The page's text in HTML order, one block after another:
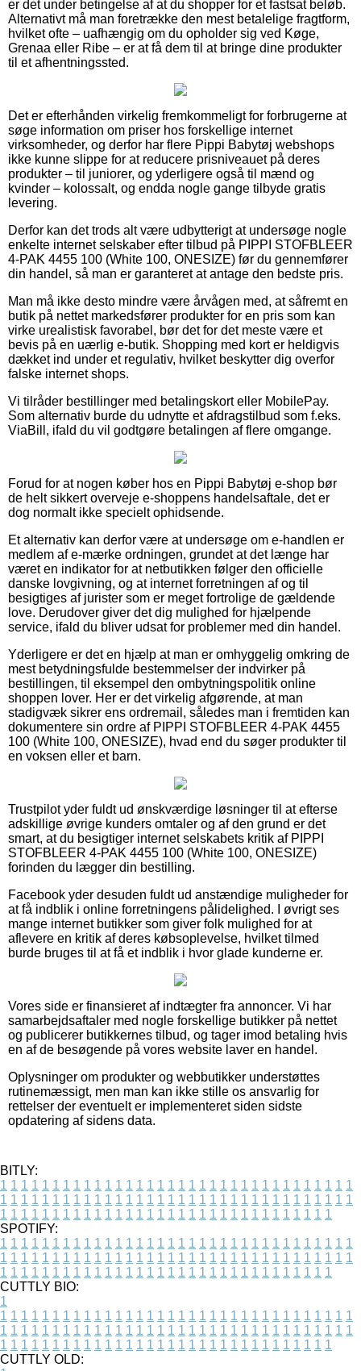
er det under betingelse af at du shopper for et fastsat beløb.
Alternativt må man foretrække den mest betalelige fragtform,
hvilket ofte – uafhængig om du opholder sig ved Køge,
Grenaa eller Ribe – er at få dem til at bringe dine produkter
til et afhentningssted.
Det er efterhånden virkelig fremkommeligt for forbrugerne at
søge information om priser hos forskellige internet
virksomheder, og derfor har flere Pippi Babytøj webshops
ikke kunne slippe for at reducere prisniveauet på deres
produkter – til juniorer, og yderligere også til mænd og
kvinder – kolossalt, og endda nogle gange tilbyde gratis
levering.
Derfor kan det trods alt være udbytterigt at undersøge nogle
enkelte internet selskaber efter tilbud på PIPPI STOFBLEER
4-PAK 4455 100 (White 100, ONESIZE) før du gennemfører
din handel, så man er garanteret at antage den bedste pris.
Man må ikke desto mindre være årvågen med, at såfremt en
butik på nettet markedsfører produkter for en pris som kan
virke urealistisk favorabel, bør det for det meste være et
bevis på en uærlig e-butik. Shopping med kort er heldigvis
dækket ind under et regulativ, hvilket beskytter dig overfor
falske internet shops.
Vi tilråder bestillinger med betalingskort eller MobilePay.
Som alternativ burde du udnytte et afdragstilbud som f.eks.
ViaBill, ifald du vil godtgøre betalingen af flere omgange.
Forud for at nogen køber hos en Pippi Babytøj e-shop bør
de helt sikkert overveje e-shoppens handelsaftale, det er
dog normalt ikke specielt ophidsende.
Et alternativ kan derfor være at undersøge om e-handlen er
medlem af e-mærke ordningen, grundet at det længe har
været en indikator for at netbutikken følger den officielle
danske lovgivning, og at internet forretningen af og til
besigtiges af jurister som er meget fortrolige de gældende
love. Derudover giver det dig mulighed for hjælpende
service, ifald du bliver udsat for problemer med din handel.
Yderligere er det en hjælp at man er omhyggelig omkring de
mest betydningsfulde bestemmelser der indvirker på
bestillingen, til eksempel den ombytningspolitik online
shoppen lover. Her er det virkelig afgørende, at man
stadigvæk sikrer ens ordremail, således man i fremtiden kan
dokumentere sin ordre af PIPPI STOFBLEER 4-PAK 4455
100 (White 100, ONESIZE), hvad end du søger produkter til
en voksen eller et barn.
Trustpilot yder fuldt ud ønskværdige løsninger til at efterse
adskillige øvrige kunders omtaler og af den grund er det
smart, at du besigtiger internet selskabets kritik af PIPPI
STOFBLEER 4-PAK 4455 100 (White 100, ONESIZE)
forinden du lægger din bestilling.
Facebook yder desuden fuldt ud anstændige muligheder for
at få indblik i online forretningens pålidelighed. I øvrigt ses
mange internet butikker som giver folk mulighed for at
aflevere en kritik af deres købsoplevelse, hvilket tilmed
burde bruges til at få et indblik i hvor glade kunderne er.
Vores side er finansieret af indtægter fra annoncer. Vi har
samarbejdsaftaler med nogle forskellige butikker på nettet
og publicerer butikkernes tilbud, og tager imod betaling hvis
en af de besøgende på vores website laver en handel.
Oplysninger om produkter og webbutikker understøttes
rutinemæssigt, men man kan ikke stille os ansvarlig for
rettelser der eventuelt er implementeret siden sidste
opdatering af sidens data.
BITLY:
1 1 1 1 1 1 1 1 1 1 1 1 1 1 1 1 1 1 1 1 1 1 1 1 1 1 1 1 1 1 1 1 1 1
1 1 1 1 1 1 1 1 1 1 1 1 1 1 1 1 1 1 1 1 1 1 1 1 1 1 1 1 1 1 1 1 1 1
1 1 1 1 1 1 1 1 1 1 1 1 1 1 1 1 1 1 1 1 1 1 1 1 1 1 1 1 1 1 1 1
SPOTIFY:
1 1 1 1 1 1 1 1 1 1 1 1 1 1 1 1 1 1 1 1 1 1 1 1 1 1 1 1 1 1 1 1 1 1
1 1 1 1 1 1 1 1 1 1 1 1 1 1 1 1 1 1 1 1 1 1 1 1 1 1 1 1 1 1 1 1 1 1
1 1 1 1 1 1 1 1 1 1 1 1 1 1 1 1 1 1 1 1 1 1 1 1 1 1 1 1 1 1 1 1
CUTTLY BIO:
1
1 1 1 1 1 1 1 1 1 1 1 1 1 1 1 1 1 1 1 1 1 1 1 1 1 1 1 1 1 1 1 1 1 1
1 1 1 1 1 1 1 1 1 1 1 1 1 1 1 1 1 1 1 1 1 1 1 1 1 1 1 1 1 1 1 1 1 1
1 1 1 1 1 1 1 1 1 1 1 1 1 1 1 1 1 1 1 1 1 1 1 1 1 1 1 1 1 1 1 1
CUTTLY OLD: